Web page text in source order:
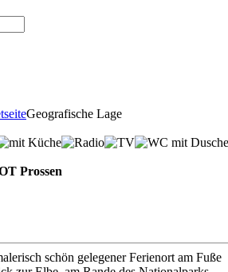
Geografische Lage
Prossen
schön gelegener Ferienort am Fuße